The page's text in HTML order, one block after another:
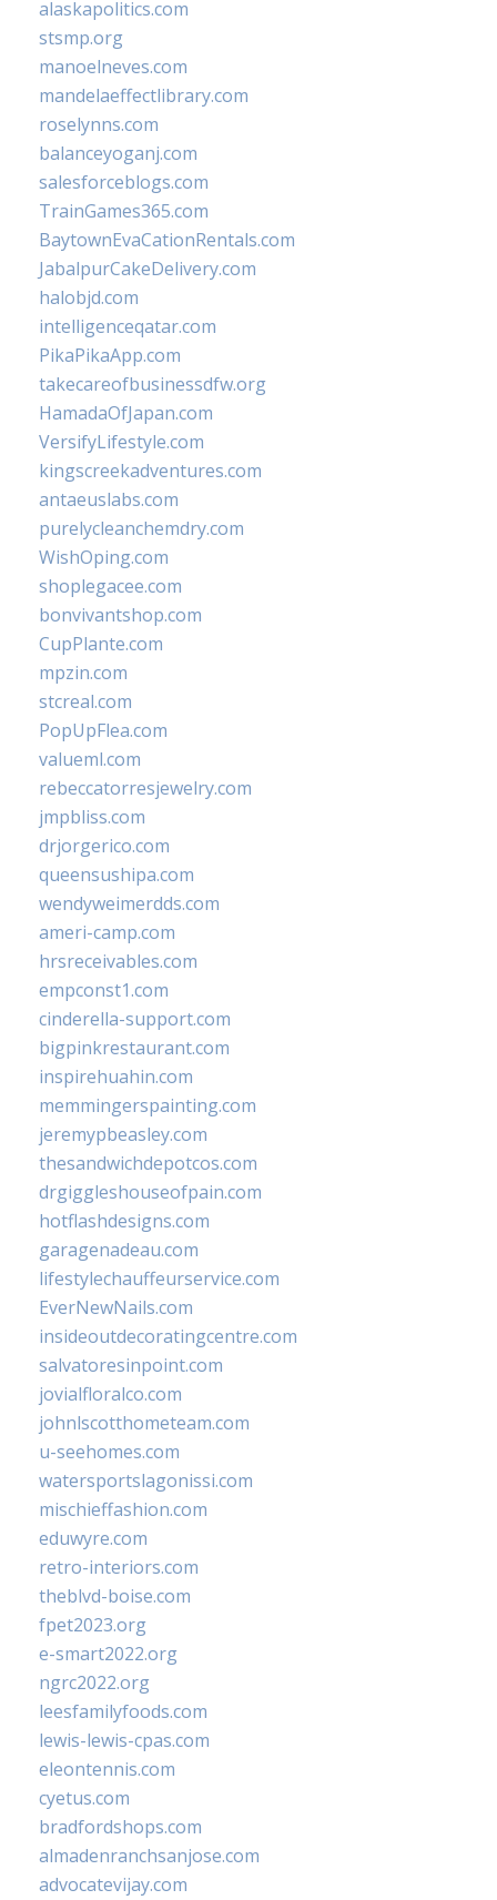
alaskapolitics.com
stsmp.org
manoelneves.com
mandelaeffectlibrary.com
roselynns.com
balanceyoganj.com
salesforceblogs.com
TrainGames365.com
BaytownEvaCationRentals.com
JabalpurCakeDelivery.com
halobjd.com
intelligenceqatar.com
PikaPikaApp.com
takecareofbusinessdfw.org
HamadaOfJapan.com
VersifyLifestyle.com
kingscreekadventures.com
antaeuslabs.com
purelycleanchemdry.com
WishOping.com
shoplegacee.com
bonvivantshop.com
CupPlante.com
mpzin.com
stcreal.com
PopUpFlea.com
valueml.com
rebeccatorresjewelry.com
jmpbliss.com
drjorgerico.com
queensushipa.com
wendyweimerdds.com
ameri-camp.com
hrsreceivables.com
empconst1.com
cinderella-support.com
bigpinkrestaurant.com
inspirehuahin.com
memmingerspainting.com
jeremypbeasley.com
thesandwichdepotcos.com
drgiggleshouseofpain.com
hotflashdesigns.com
garagenadeau.com
lifestylechauffeurservice.com
EverNewNails.com
insideoutdecoratingcentre.com
salvatoresinpoint.com
jovialfloralco.com
johnlscotthometeam.com
u-seehomes.com
watersportslagonissi.com
mischieffashion.com
eduwyre.com
retro-interiors.com
theblvd-boise.com
fpet2023.org
e-smart2022.org
ngrc2022.org
leesfamilyfoods.com
lewis-lewis-cpas.com
eleontennis.com
cyetus.com
bradfordshops.com
almadenranchsanjose.com
advocatevijay.com